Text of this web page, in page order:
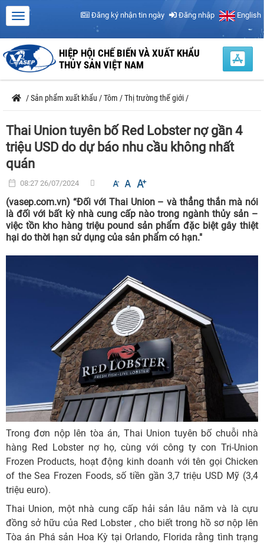
Đăng ký nhận tin ngày Đăng nhập English
HIỆP HỘI CHẾ BIẾN VÀ XUẤT KHẨU
THỦY SẢN VIỆT NAM
/Sản phẩm xuất khẩu /Tôm /Thị trường thế giới /
Thai Union tuyên bố Red Lobster nợ gần 4
triệu USD do dự báo nhu cầu không nhất
quán
08:27 26/07/2024
(vasep.com.vn) “Đối với Thai Union – và thẳng thắn mà nói
là đối với bất kỳ nhà cung cấp nào trong ngành thủy sản –
việc tồn kho hàng triệu pound sản phẩm đặc biệt gây thiệt
hại do thời hạn sử dụng của sản phẩm có hạn."
Trong đơn nộp lên tòa án, Thai Union tuyên bố chuỗi nhà
hàng Red Lobster nợ họ, cùng với công ty con Tri-Union
Frozen Products, hoạt động kinh doanh với tên gọi Chicken
of the Sea Frozen Foods, số tiền gần 3,7 triệu USD Mỹ (3,4
triệu euro).
Thai Union, một nhà cung cấp hải sản lâu năm và là cựu
đồng sở hữu của Red Lobster , cho biết trong hồ sơ nộp lên
Tòa án Phá sản Hoa Kỳ tại Orlando, Florida rằng tình trạng